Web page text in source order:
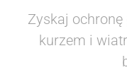
Zyskaj ochronę
kurzem i